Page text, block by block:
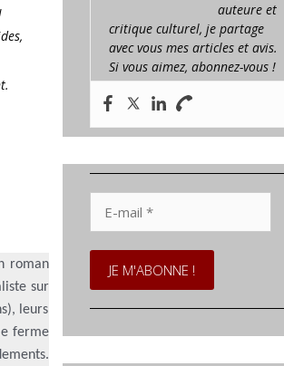
roman
sur
leurs
ferme
auteure et
critique culturel, je partage
avec vous mes articles et avis.
Si vous aimez, abonnez-vous !
mail
*